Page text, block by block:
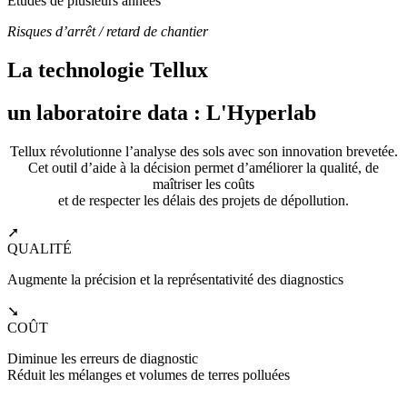
Risques d’arrêt / retard de chantier
La technologie Tellux
un laboratoire data : L'Hyperlab
Tellux révolutionne l’analyse des sols avec son innovation brevetée.
Cet outil d’aide à la décision permet d’améliorer la qualité, de
maîtriser les coûts
et de respecter les délais des projets de dépollution.
➚
QUALITÉ
Augmente la précision et la représentativité des diagnostics
➘
COÛT
Diminue les erreurs de diagnostic
Réduit les mélanges et volumes de terres polluées